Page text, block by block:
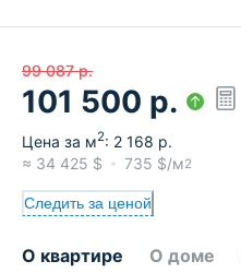
99 087 р.
101 500 р.
Цена за м2: 2 168 р.
≈ 34 425 $ 735 $/м2
Следить за ценой
О квартире О доме